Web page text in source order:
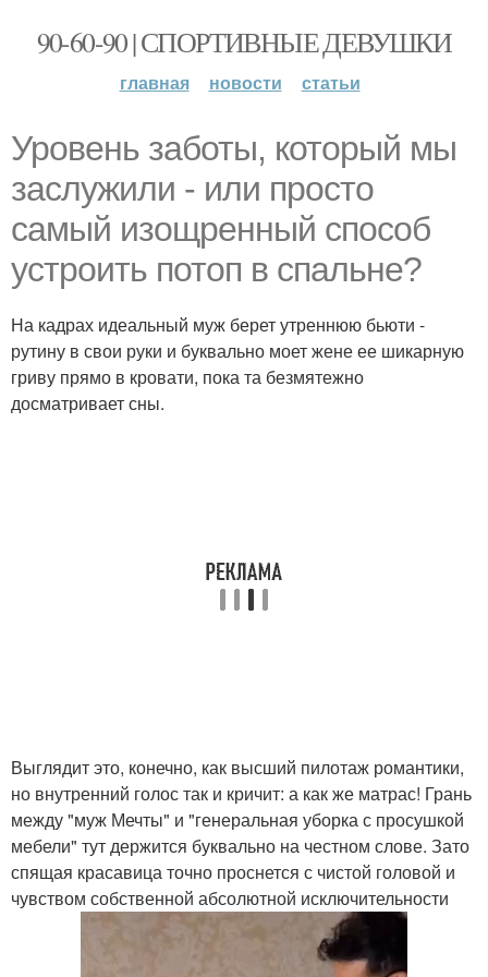
90-60-90 | СПОРТИВНЫЕ ДЕВУШКИ
главная новости статьи
Уровень заботы, который мы
заслужили - или просто
самый изощренный способ
устроить потоп в спальне?
На кадрах идеальный муж берет утреннюю бьюти -
рутину в свои руки и буквально моет жене ее шикарную
гриву прямо в кровати, пока та безмятежно
досматривает сны.
Выглядит это, конечно, как высший пилотаж романтики,
но внутренний голос так и кричит: а как же матрас! Грань
между "муж Мечты" и "генеральная уборка с просушкой
мебели" тут держится буквально на честном слове. Зато
спящая красавица точно проснется с чистой головой и
чувством собственной абсолютной исключительности